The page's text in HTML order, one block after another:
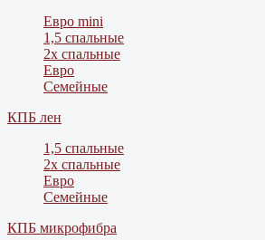
Евро mini
1,5 спальные
2х спальные
Евро
Семейные
КПБ лен
1,5 спальные
2х спальные
Евро
Семейные
КПБ микрофибра